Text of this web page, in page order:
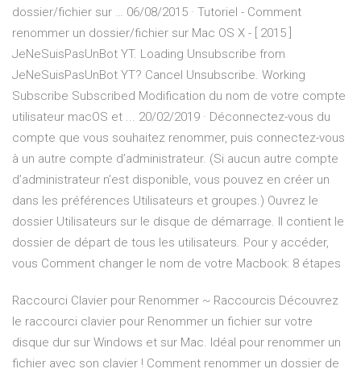
dossier/fichier sur … 06/08/2015 · Tutoriel - Comment
renommer un dossier/fichier sur Mac OS X - [ 2015 ]
JeNeSuisPasUnBot YT. Loading Unsubscribe from
JeNeSuisPasUnBot YT? Cancel Unsubscribe. Working
Subscribe Subscribed Modification du nom de votre compte
utilisateur macOS et ... 20/02/2019 · Déconnectez-vous du
compte que vous souhaitez renommer, puis connectez-vous
à un autre compte d’administrateur. (Si aucun autre compte
d’administrateur n’est disponible, vous pouvez en créer un
dans les préférences Utilisateurs et groupes.) Ouvrez le
dossier Utilisateurs sur le disque de démarrage. Il contient le
dossier de départ de tous les utilisateurs. Pour y accéder,
vous Comment changer le nom de votre Macbook: 8 étapes
Raccourci Clavier pour Renommer ~ Raccourcis Découvrez
le raccourci clavier pour Renommer un fichier sur votre
disque dur sur Windows et sur Mac. Idéal pour renommer un
fichier avec son clavier ! Comment renommer un dossier de